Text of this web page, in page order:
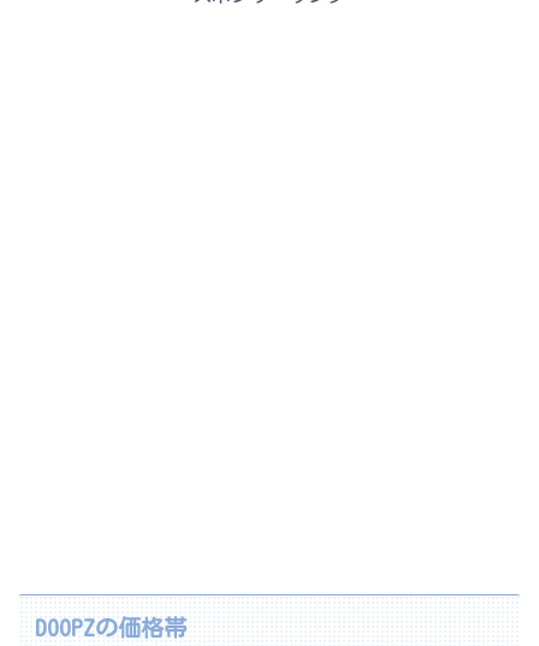
DOOPZの価格帯